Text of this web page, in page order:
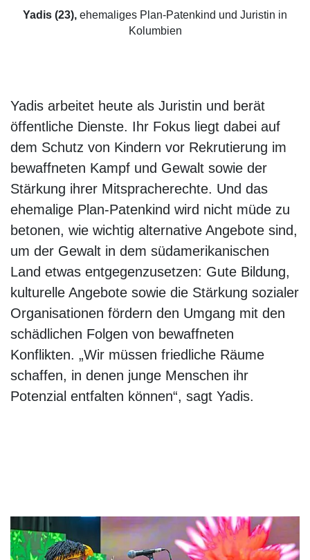
Yadis (23), ehemaliges Plan-Patenkind und Juristin in
Kolumbien
Yadis arbeitet heute als Juristin und berät
öffentliche Dienste. Ihr Fokus liegt dabei auf
dem Schutz von Kindern vor Rekrutierung im
bewaffneten Kampf und Gewalt sowie der
Stärkung ihrer Mitspracherechte. Und das
ehemalige Plan-Patenkind wird nicht müde zu
betonen, wie wichtig alternative Angebote sind,
um der Gewalt in dem südamerikanischen
Land etwas entgegenzusetzen: Gute Bildung,
kulturelle Angebote sowie die Stärkung sozialer
Organisationen fördern den Umgang mit den
schädlichen Folgen von bewaffneten
Konflikten. „Wir müssen friedliche Räume
schaffen, in denen junge Menschen ihr
Potenzial entfalten können“, sagt Yadis.